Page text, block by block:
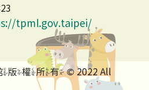
tpml.gov.taipei/
權所有 © 2022 All